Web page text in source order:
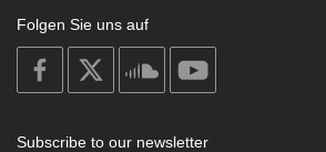
Folgen Sie uns auf
on
facebook
soundcloud
Subscribe to our newsletter